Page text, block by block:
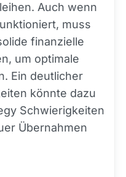
Auch wenn
muss
finanzielle
um optimale
Ein deutlicher
könnte dazu
Schwierigkeiten
Übernahmen